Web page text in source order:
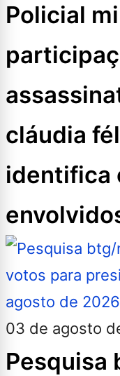
Policial
cláudia
identifica
03 de agosto
Pesquisa